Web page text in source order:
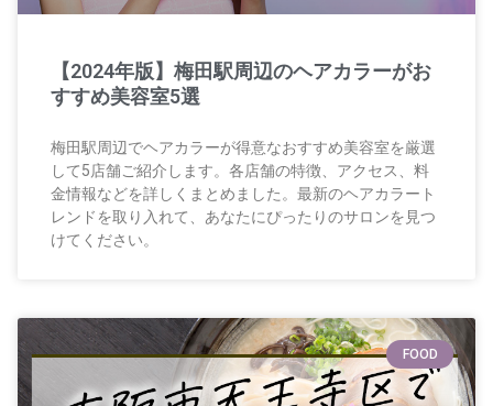
【2024年版】梅田駅周辺のヘアカラーがお
すすめ美容室5選
梅田駅周辺でヘアカラーが得意なおすすめ美容室を厳選
して5店舗ご紹介します。各店舗の特徴、アクセス、料
金情報などを詳しくまとめました。最新のヘアカラート
レンドを取り入れて、あなたにぴったりのサロンを見つ
けてください。
FOOD